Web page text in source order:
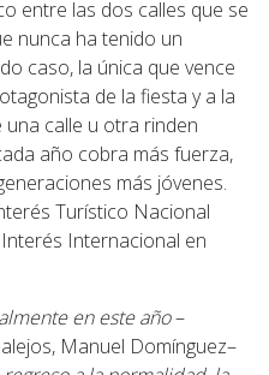
entre las dos calles que se
nunca ha tenido un
caso, la única que vence
de la fiesta y a la
calle u otra rinden
año cobra más fuerza,
más jóvenes.
Turístico Nacional
Internacional en
en este año–
Manuel Domínguez–